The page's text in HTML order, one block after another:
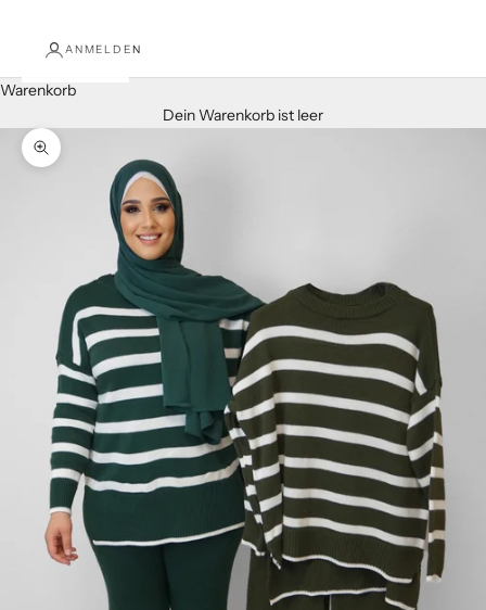
ANMELDEN
Warenkorb
Dein Warenkorb ist leer
Bild vergrößern